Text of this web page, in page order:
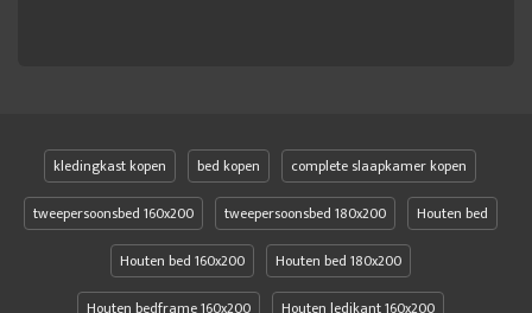
kledingkast kopen bed kopen
complete slaapkamer kopen
tweepersoonsbed 160x200
tweepersoonsbed 180x200
Houten bed
Houten bed 160x200
Houten bed 180x200